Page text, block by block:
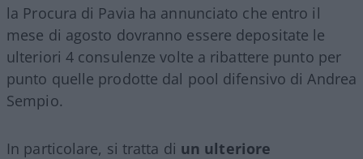
la Procura di Pavia ha annunciato che entro il
mese di agosto dovranno essere depositate le
ulteriori 4 consulenze volte a ribattere punto per
punto quelle prodotte dal pool difensivo di Andrea
Sempio.
In particolare, si tratta di un ulteriore